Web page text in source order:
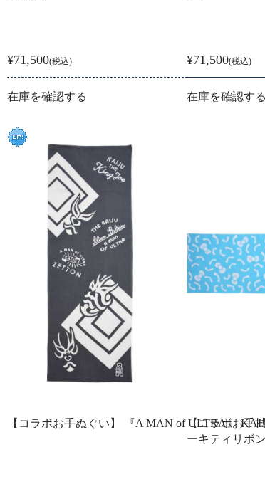
¥71,500(税込)
在庫を確認する
¥71,500(税込)
在庫を確認する
【コラボお手ぬぐい】 『A MAN of ULTRA』
【コラボお手
ーキティリボン